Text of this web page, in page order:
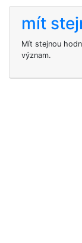
mít
Mít stejnou
význam.